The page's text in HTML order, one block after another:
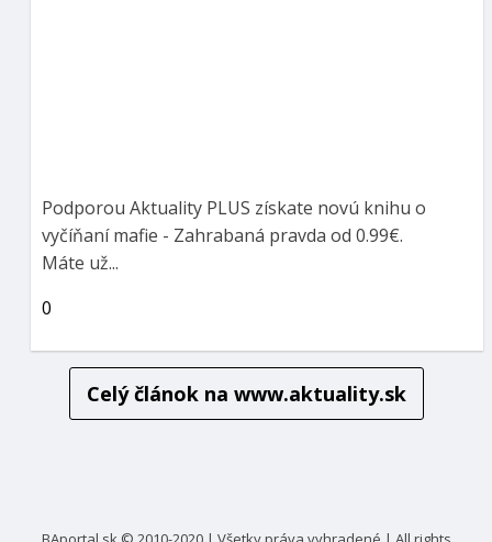
Podporou Aktuality PLUS získate novú knihu o
vyčíňaní mafie - Zahrabaná pravda od 0.99€.
Máte už...
0
Celý článok na www.aktuality.sk